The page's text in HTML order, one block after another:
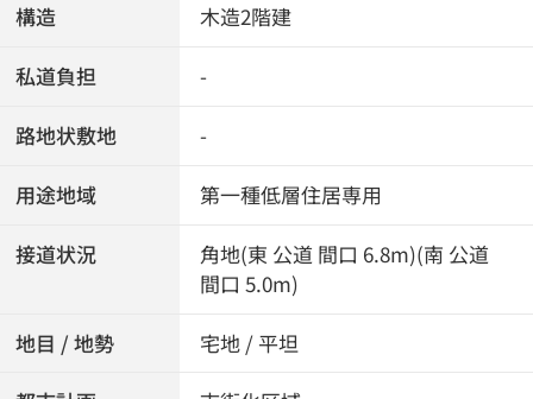
構造 木造2階建
私道負担 -
路地状敷地 -
用途地域 第一種低層住居専用
接道状況
角地(東 公道 間口 6.8m)(南 公道
間口 5.0m)
地目 / 地勢 宅地 / 平坦